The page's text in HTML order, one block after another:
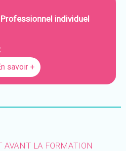
individuel
savoir +
AVANT LA FORMATION